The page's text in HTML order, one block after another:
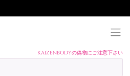
KAIZENBODYの偽物にご注意下さい